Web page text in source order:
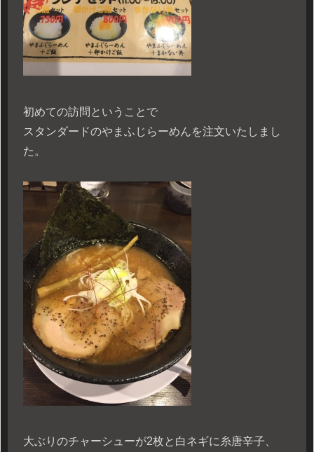
初めての訪問ということで
スタンダードのやまふじらーめんを注文いたしまし
た。
大ぶりのチャーシューが2枚と白ネギに糸唐辛子、